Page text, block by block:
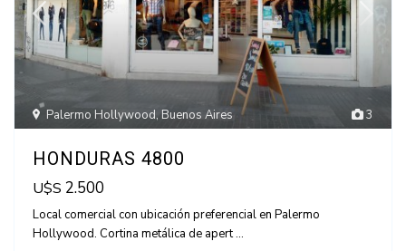
3
Palermo Hollywood,Buenos Aires
HONDURAS 4800
U$S 2.500
Local comercial con ubicación preferencial en Palermo
Hollywood. Cortina metálica de apert...